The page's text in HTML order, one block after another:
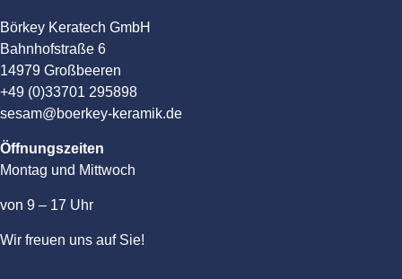
Börkey Keratech GmbH
Bahnhofstraße 6
14979 Großbeeren
+49 (0)33701 295898
sesam@boerkey-keramik.de
Öffnungszeiten
Montag und Mittwoch
von 9 – 17 Uhr
Wir freuen uns auf Sie!